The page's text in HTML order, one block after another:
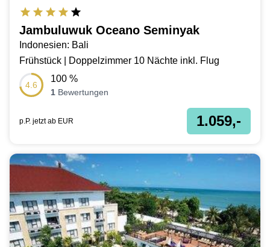
Jambuluwuk Oceano Seminyak
Indonesien: Bali
Frühstück | Doppelzimmer 10 Nächte inkl. Flug
4.6
100 %
1 Bewertungen
p.P. jetzt ab EUR 1.059,-